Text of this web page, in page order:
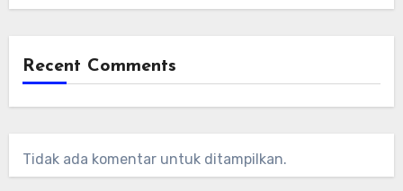
Recent Comments
Tidak ada komentar untuk ditampilkan.